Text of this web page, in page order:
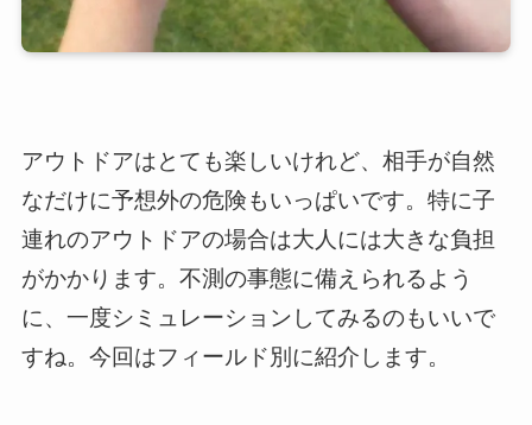
アウトドアはとても楽しいけれど、相手が自然
なだけに予想外の危険もいっぱいです。特に子
連れのアウトドアの場合は大人には大きな負担
がかかります。不測の事態に備えられるよう
に、一度シミュレーションしてみるのもいいで
すね。今回はフィールド別に紹介します。